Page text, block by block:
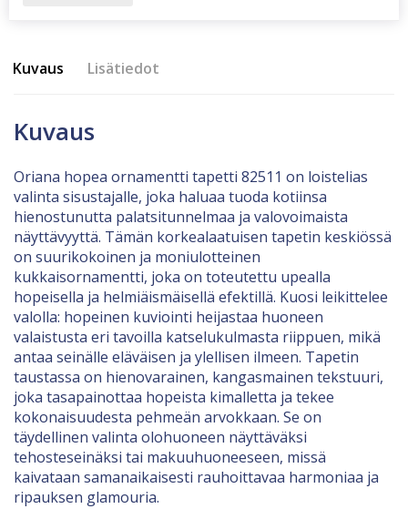
Kuvaus Lisätiedot
Kuvaus
Oriana hopea ornamentti tapetti 82511 on loistelias
valinta sisustajalle, joka haluaa tuoda kotiinsa
hienostunutta palatsitunnelmaa ja valovoimaista
näyttävyyttä. Tämän korkealaatuisen tapetin keskiössä
on suurikokoinen ja moniulotteinen
kukkaisornamentti, joka on toteutettu upealla
hopeisella ja helmiäismäisellä efektillä. Kuosi leikittelee
valolla: hopeinen kuviointi heijastaa huoneen
valaistusta eri tavoilla katselukulmasta riippuen, mikä
antaa seinälle eläväisen ja ylellisen ilmeen. Tapetin
taustassa on hienovarainen, kangasmainen tekstuuri,
joka tasapainottaa hopeista kimalletta ja tekee
kokonaisuudesta pehmeän arvokkaan. Se on
täydellinen valinta olohuoneen näyttäväksi
tehosteseinäksi tai makuuhuoneeseen, missä
kaivataan samanaikaisesti rauhoittavaa harmoniaa ja
ripauksen glamouria.